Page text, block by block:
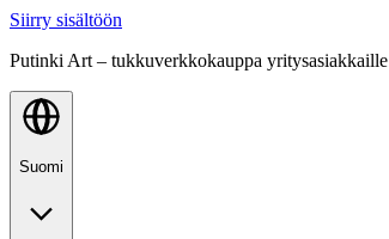
Siirry sisältöön
Putinki Art – tukkuverkkokauppa yritysasiakkaille
Suomi